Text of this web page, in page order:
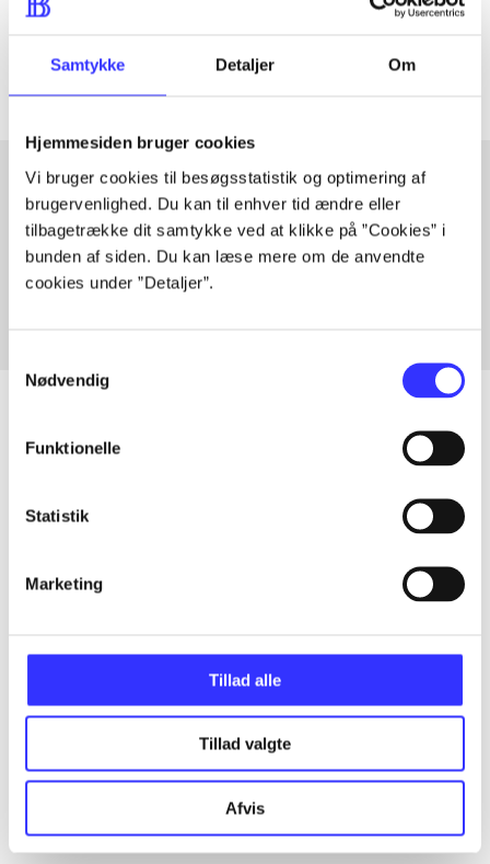
Samtykke Detaljer Om
Hjemmesiden bruger cookies
Vi bruger cookies til besøgsstatistik og optimering af
brugervenlighed. Du kan til enhver tid ændre eller
tilbagetrække dit samtykke ved at klikke på ”Cookies” i
bunden af siden. Du kan læse mere om de anvendte
cookies under ”Detaljer”.
Nødvendig
Funktionelle
Statistik
Marketing
Tillad alle
Tillad valgte
Afvis
Artikler med samme emner
Fra
Alle registrerede artikler fordelt på udgivelser
...
...
...